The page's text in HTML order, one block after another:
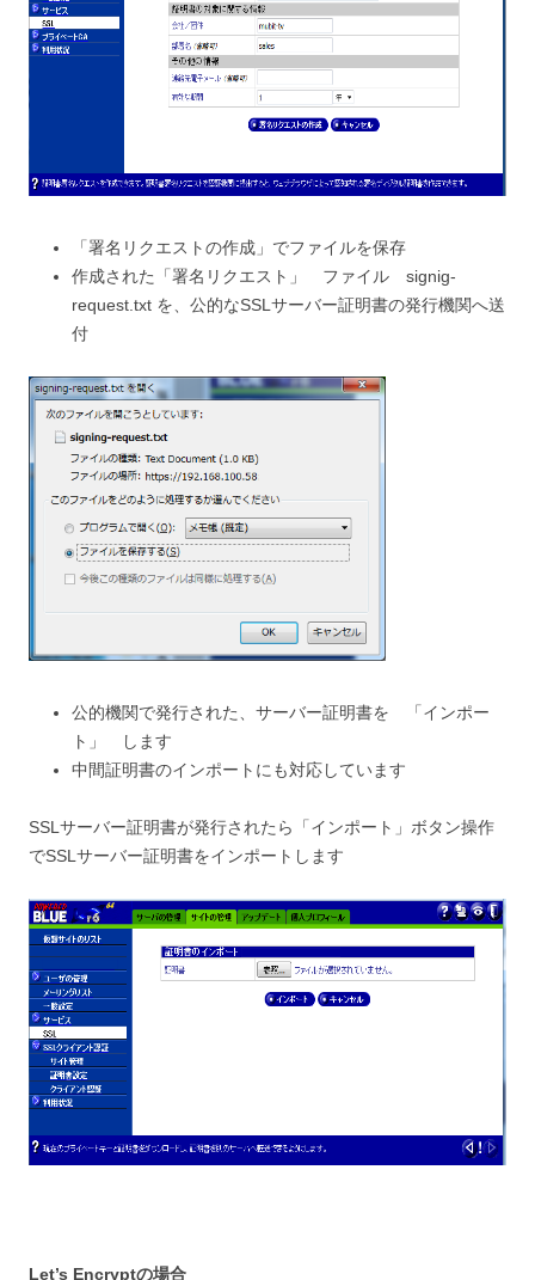
「署名リクエストの作成」でファイルを保存
作成された「署名リクエスト」 ファイル signig-
request.txt を、公的なSSLサーバー証明書の発行機関へ送
付
公的機関で発行された、サーバー証明書を 「インポー
ト」 します
中間証明書のインポートにも対応しています
SSLサーバー証明書が発行されたら「インポート」ボタン操作
でSSLサーバー証明書をインポートします
Let’s Encryptの場合